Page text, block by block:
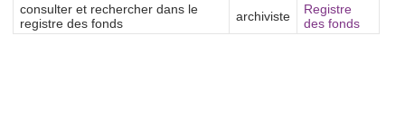
consulter et rechercher dans le
registre des fonds
archiviste
Registre
des fonds